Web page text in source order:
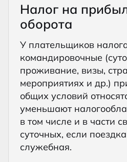
Налог на
оборота
У плательщиков
командировочные
проживание, визы,
мероприятиях и др.)
общих условий
уменьшают
в том числе и в части
суточных, если
служебная.